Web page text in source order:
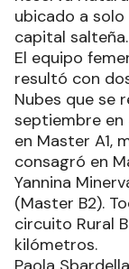
ubicado a
capital salteña.
El equipo
resultó con
Nubes que se
septiembre en
en Master A1,
consagró en
Yannina
(Master B2).
circuito Rural
kilómetros.